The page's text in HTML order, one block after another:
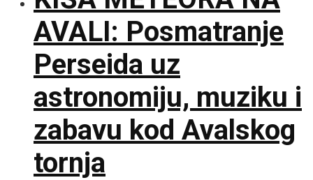
AVALI: Posmatranje
Perseida uz
astronomiju, muziku i
zabavu kod Avalskog
tornja